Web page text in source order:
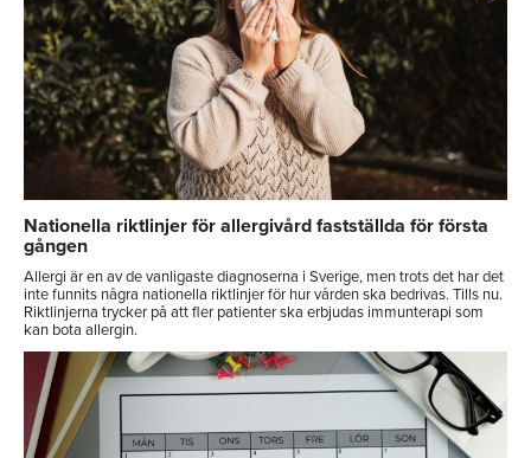
Nationella riktlinjer för allergivård fastställda för första
gången
Allergi är en av de vanligaste diagnoserna i Sverige, men trots det har det
inte funnits några nationella riktlinjer för hur vården ska bedrivas. Tills nu.
Riktlinjerna trycker på att fler patienter ska erbjudas immunterapi som
kan bota allergin.